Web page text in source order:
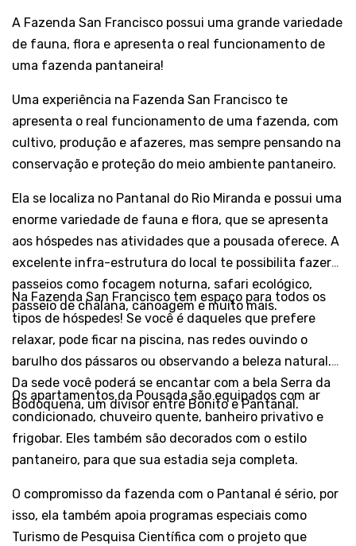
A Fazenda San Francisco possui uma grande variedade
de fauna, flora e apresenta o real funcionamento de
uma fazenda pantaneira!
Uma experiência na Fazenda San Francisco te
apresenta o real funcionamento de uma fazenda, com
cultivo, produção e afazeres, mas sempre pensando na
conservação e proteção do meio ambiente pantaneiro.
Ela se localiza no Pantanal do Rio Miranda e possui uma
enorme variedade de fauna e flora, que se apresenta
aos hóspedes nas atividades que a pousada oferece. A
excelente infra-estrutura do local te possibilita fazer
passeios como focagem noturna, safari ecológico,
passeio de chalana, canoagem e muito mais.
Na Fazenda San Francisco tem espaço para todos os
tipos de hóspedes! Se você é daqueles que prefere
relaxar, pode ficar na piscina, nas redes ouvindo o
barulho dos pássaros ou observando a beleza natural.
Da sede você poderá se encantar com a bela Serra da
Bodoquena, um divisor entre Bonito e Pantanal.
Os apartamentos da Pousada são equipados com ar
condicionado, chuveiro quente, banheiro privativo e
frigobar. Eles também são decorados com o estilo
pantaneiro, para que sua estadia seja completa.
O compromisso da fazenda com o Pantanal é sério, por
isso, ela também apoia programas especiais como
Turismo de Pesquisa Científica com o projeto que